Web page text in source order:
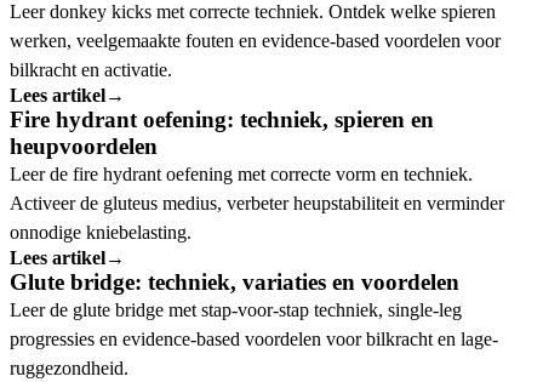
Leer donkey kicks met correcte techniek. Ontdek welke spieren
werken, veelgemaakte fouten en evidence-based voordelen voor
bilkracht en activatie.
Lees artikel→
Fire hydrant oefening: techniek, spieren en
heupvoordelen
Leer de fire hydrant oefening met correcte vorm en techniek.
Activeer de gluteus medius, verbeter heupstabiliteit en verminder
onnodige kniebelasting.
Lees artikel→
Glute bridge: techniek, variaties en voordelen
Leer de glute bridge met stap-voor-stap techniek, single-leg
progressies en evidence-based voordelen voor bilkracht en lage-
ruggezondheid.